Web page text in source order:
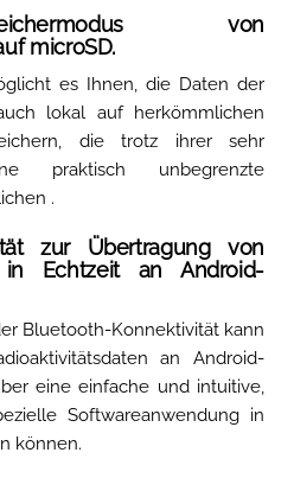
von
microSD.
es Ihnen, die Daten der
lokal auf herkömmlichen
die trotz ihrer sehr
praktisch unbegrenzte
.
zur Übertragung von
in Echtzeit an Android-
Bluetooth-Konnektivität kann
an Android-
eine einfache und intuitive,
Softwareanwendung in
können.